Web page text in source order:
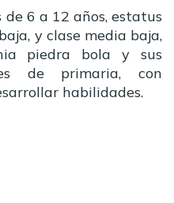
de 6 a 12 años, estatus
y clase media baja,
piedra bola y sus
de primaria, con
habilidades.